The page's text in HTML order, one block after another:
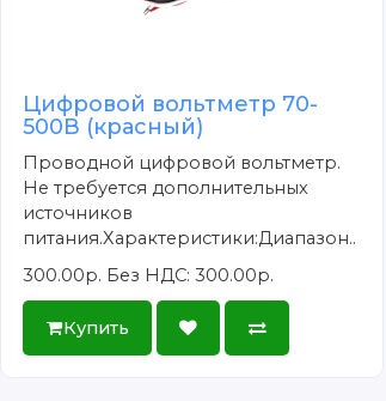
Цифровой вольтметр 70-
500В (красный)
Проводной цифровой вольтметр.
Не требуется дополнительных
источников
питания.Характеристики:Диапазон..
300.00р. Без НДС: 300.00р.
Купить